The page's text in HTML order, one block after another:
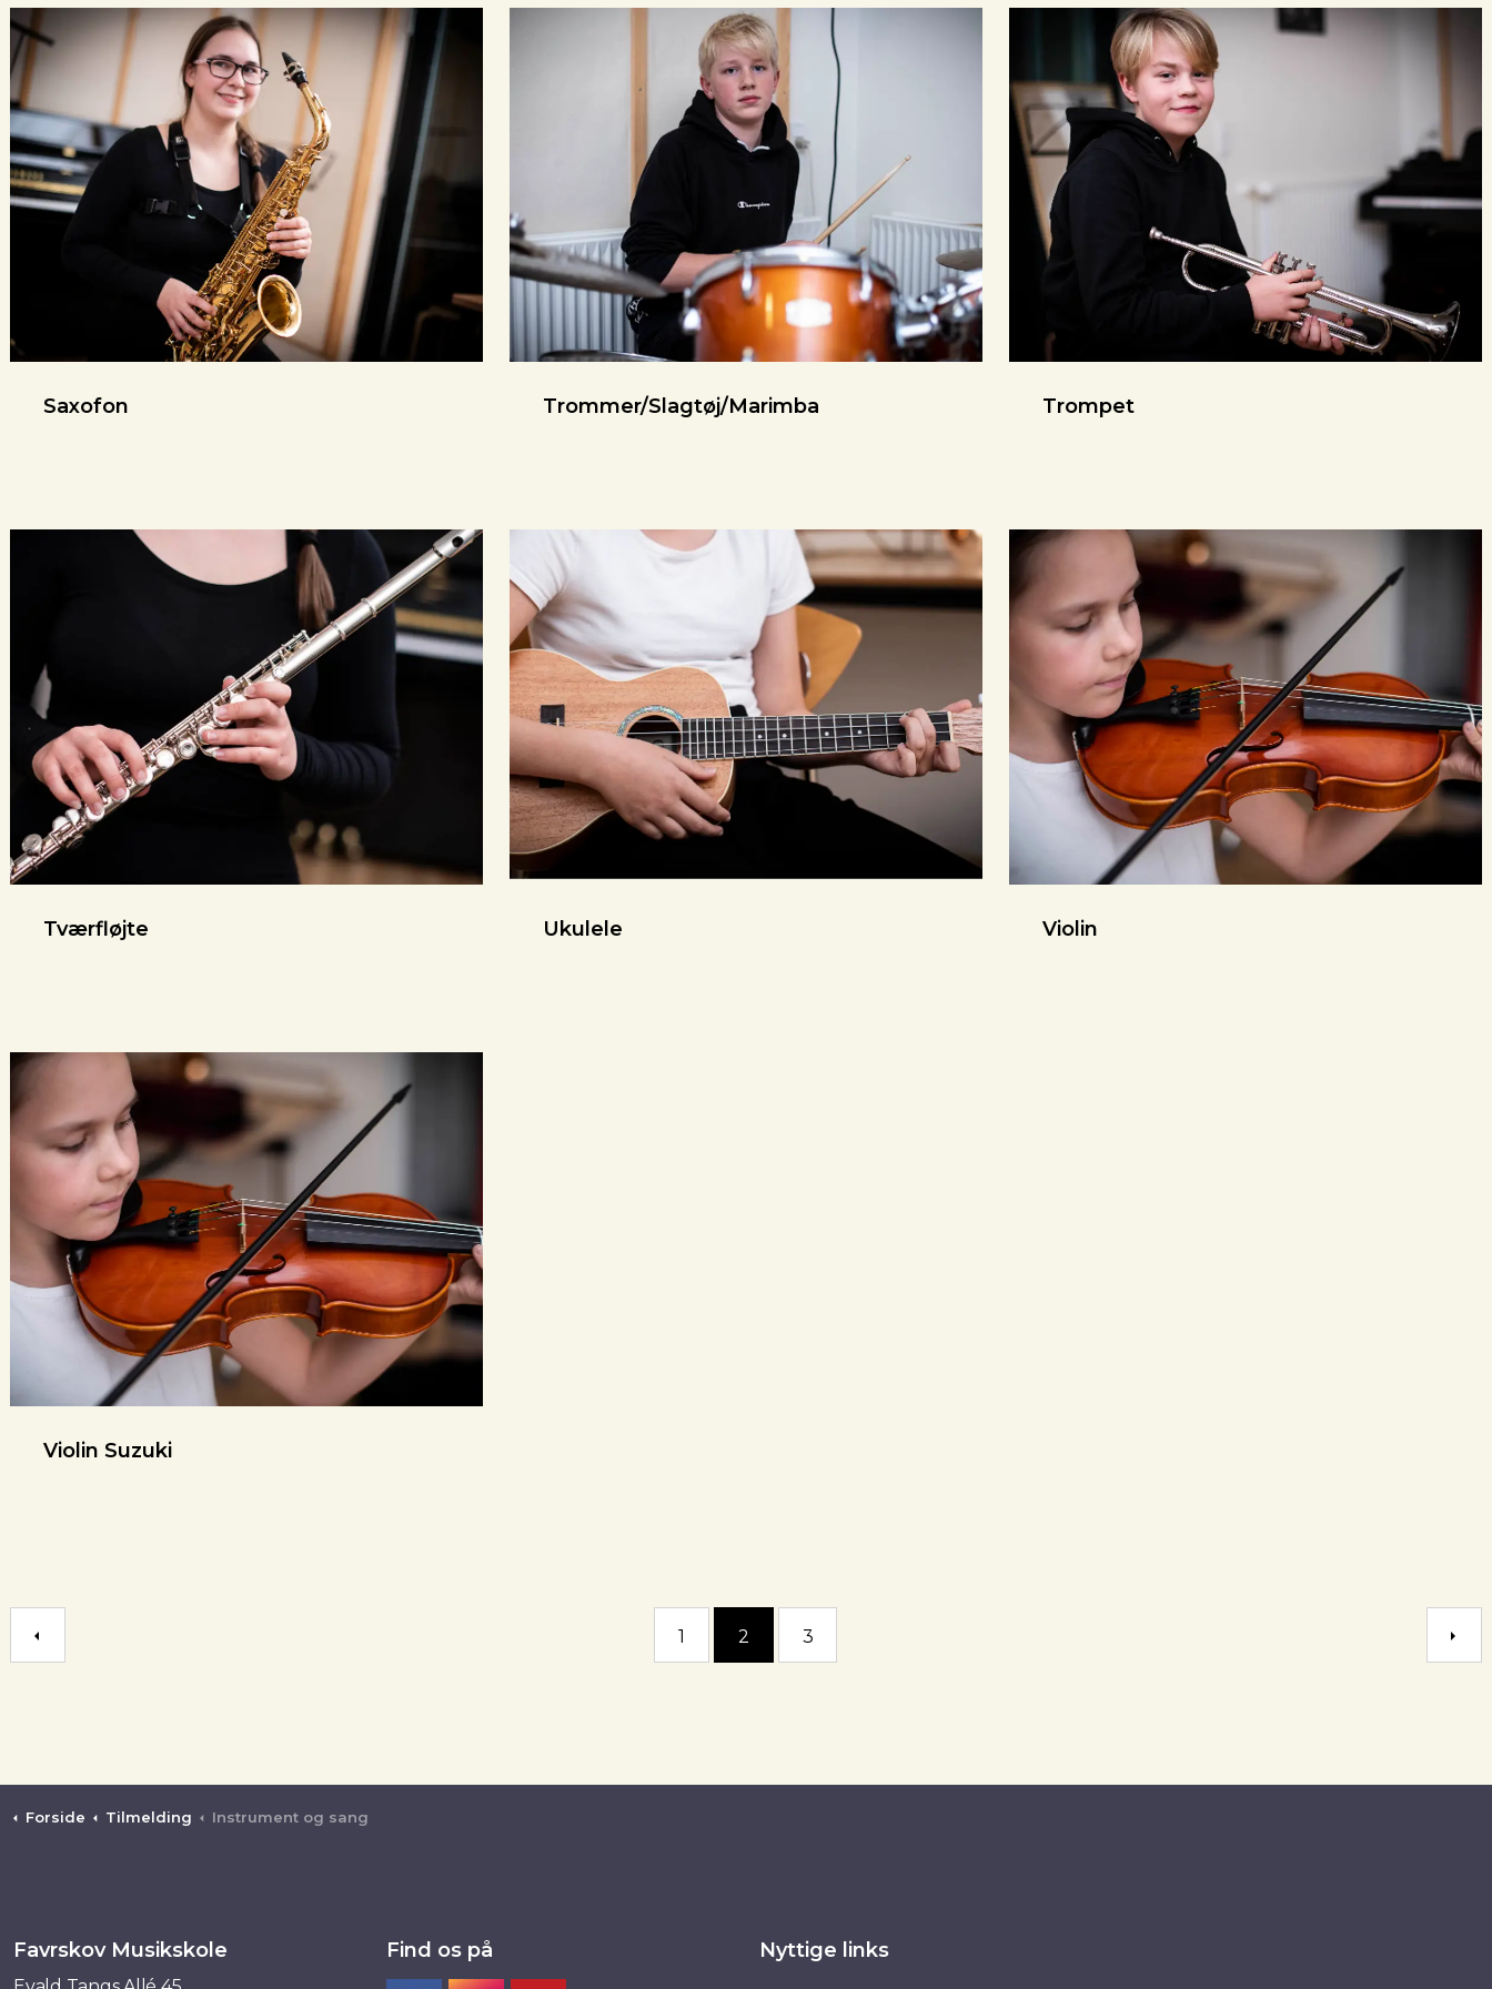
Saxofon Trommer/Slagtøj/Marimba Trompet
Tværfløjte Ukulele Violin
Violin Suzuki
1 2 3
Forside Tilmelding Instrument og sang
Favrskov Musikskole Find os på Nyttige links